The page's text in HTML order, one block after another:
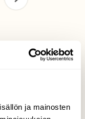
ja mainosten
pinnan
susikkeja)
että minua